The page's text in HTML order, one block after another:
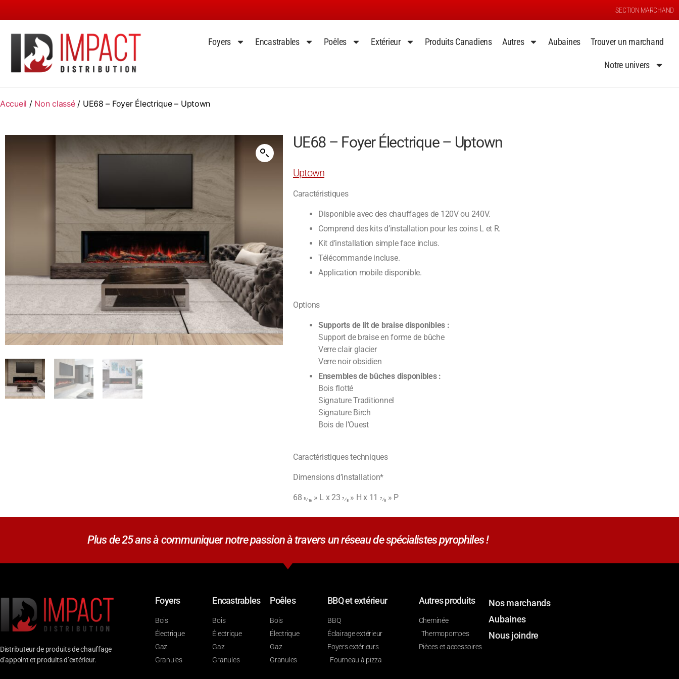
SECTION MARCHAND
Foyers Encastrables Poêles Extérieur Produits Canadiens Autres Aubaines Trouver un marchand
Notre univers
Accueil / Non classé/ UE68 – Foyer Électrique – Uptown
UE68 – Foyer Électrique – Uptown
Uptown
Caractéristiques
Disponible avec des chauffages de 120V ou 240V.
Comprend des kits d’installation pour les coins L et R.
Kit d’installation simple face inclus.
Télécommande incluse.
Application mobile disponible.
Options
Supports de lit de braise disponibles :
Support de braise en forme de bûche
Verre clair glacier
Verre noir obsidien
Ensembles de bûches disponibles :
Bois flotté
Signature Traditionnel
Signature Birch
Bois de l’Ouest
Caractéristiques techniques
Dimensions d’installation*
685⁄16 » L x 237⁄8» H x 11 7⁄8 » P
Plus de 25 ans à communiquer notre passion à travers un réseau de spécialistes pyrophiles !
Distributeur de produits de chauffage
d’appoint et produits d’extérieur.
Foyers
Bois
Électrique
Gaz
Granules
Encastrables
Bois
Électrique
Gaz
Granules
Poêles
Bois
Électrique
Gaz
Granules
BBQ et extérieur
BBQ
Éclairage extérieur
Foyers extérieurs
Fourneau à pizza
Autres produits
Cheminée
Thermopompes
Pièces et accessoires
Nos marchands
Aubaines
Nous joindre